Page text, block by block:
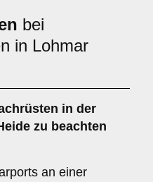
bei
in Lohmar
in der
zu beachten
an einer